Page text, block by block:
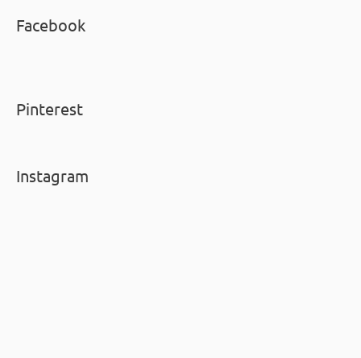
Facebook
Pinterest
Instagram